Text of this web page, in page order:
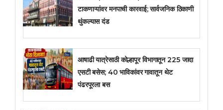
टाकणाऱ्यांवर मनपाची कारवाई; सार्वजनिक ठिकाणी
थुंकल्यास दंड
आषाढी यात्रेसाठी कोल्हापूर विभागातून 225 जादा
एसटी बसेस; 40 भाविकांवर गावातून थेट
पंढरपूरला बस